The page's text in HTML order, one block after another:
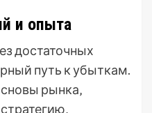
и опыта
достаточных
путь к убыткам.
рынка‚